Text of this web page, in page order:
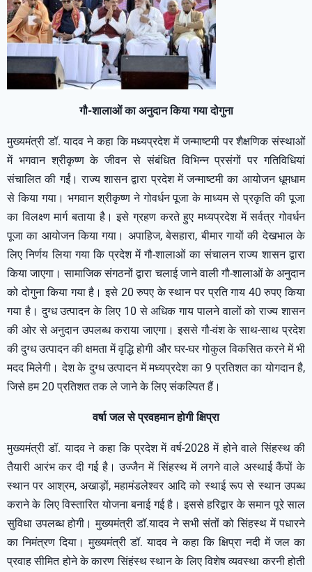
गौ-शालाओं का अनुदान किया गया दोगुना
मुख्यमंत्री डॉ. यादव ने कहा कि मध्यप्रदेश में जन्माष्टमी पर शैक्षणिक संस्थाओं
में भगवान श्रीकृष्ण के जीवन से संबंधित विभिन्न प्रसंगों पर गतिविधियां
संचालित की गईं। राज्य शासन द्वारा प्रदेश में जन्माष्टमी का आयोजन धूमधाम
से किया गया। भगवान श्रीकृष्ण ने गोवर्धन पूजा के माध्यम से प्रकृति की पूजा
का विलक्ष्ण मार्ग बताया है। इसे ग्रहण करते हुए मध्यप्रदेश में सर्वत्र गोवर्धन
पूजा का आयोजन किया गया। अपाहिज, बेसहारा, बीमार गायों की देखभाल के
लिए निर्णय लिया गया कि प्रदेश में गौ-शालाओं का संचालन राज्य शासन द्वारा
किया जाएगा। सामाजिक संगठनों द्वारा चलाई जाने वाली गौ-शालाओं के अनुदान
को दोगुना किया गया है। इसे 20 रुपए के स्थान पर प्रति गाय 40 रुपए किया
गया है। दुग्ध उत्पादन के लिए 10 से अधिक गाय पालने वालों को राज्य शासन
की ओर से अनुदान उपलब्ध कराया जाएगा। इससे गौ-वंश के साथ-साथ प्रदेश
की दुग्ध उत्पादन की क्षमता में वृद्धि होगी और घर-घर गोकुल विकसित करने में भी
मदद मिलेगी। देश के दुग्ध उत्पादन में मध्यप्रदेश का 9 प्रतिशत का योगदान है,
जिसे हम 20 प्रतिशत तक ले जाने के लिए संकल्पित हैं।
वर्षा जल से प्रवहमान होगी क्षिप्रा
मुख्यमंत्री डॉ. यादव ने कहा कि प्रदेश में वर्ष-2028 में होने वाले सिंहस्थ की
तैयारी आरंभ कर दी गई है। उज्जैन में सिंहस्थ में लगने वाले अस्थाई कैंपों के
स्थान पर आश्रम, अखाड़ों, महामंडलेश्वर आदि को स्थाई रूप से स्थान उपब्ध
कराने के लिए विस्तारित योजना बनाई गई है। इससे हरिद्वार के समान पूरे साल
सुविधा उपलब्ध होगी। मुख्यमंत्री डॉ.यादव ने सभी संतों को सिंहस्थ में पधारने
का निमंत्रण दिया। मुख्यमंत्री डॉ. यादव ने कहा कि क्षिप्रा नदी में जल का
प्रवाह सीमित होने के कारण सिंहंस्थ स्थान के लिए विशेष व्यवस्था करनी होती